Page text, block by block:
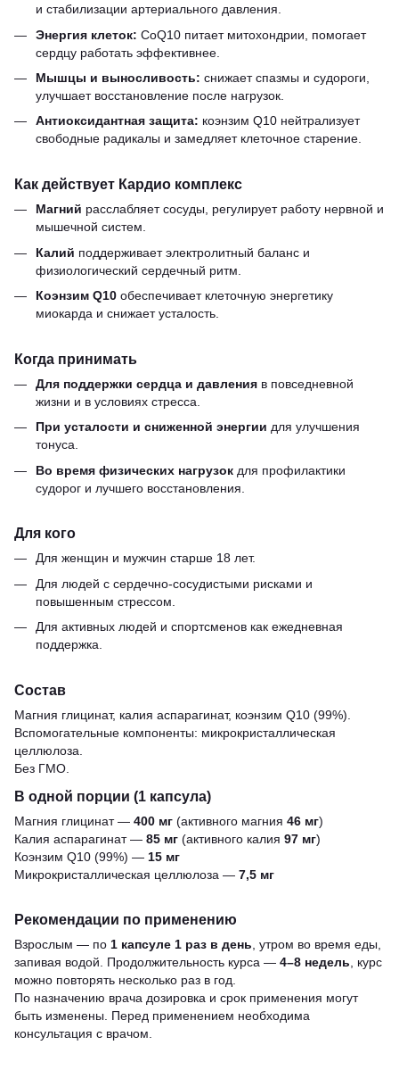
и стабилизации артериального давления.
Энергия клеток: CoQ10 питает митохондрии, помогает
сердцу работать эффективнее.
Мышцы и выносливость: снижает спазмы и судороги,
улучшает восстановление после нагрузок.
Антиоксидантная защита: коэнзим Q10 нейтрализует
свободные радикалы и замедляет клеточное старение.
Как действует Кардио комплекс
Магний расслабляет сосуды, регулирует работу нервной и
мышечной систем.
Калий поддерживает электролитный баланс и
физиологический сердечный ритм.
Коэнзим Q10 обеспечивает клеточную энергетику
миокарда и снижает усталость.
Когда принимать
Для поддержки сердца и давления в повседневной
жизни и в условиях стресса.
При усталости и сниженной энергии для улучшения
тонуса.
Во время физических нагрузок для профилактики
судорог и лучшего восстановления.
Для кого
Для женщин и мужчин старше 18 лет.
Для людей с сердечно-сосудистыми рисками и
повышенным стрессом.
Для активных людей и спортсменов как ежедневная
поддержка.
Состав
Магния глицинат, калия аспарагинат, коэнзим Q10 (99%).
Вспомогательные компоненты: микрокристаллическая
целлюлоза.
Без ГМО.
В одной порции (1 капсула)
Магния глицинат — 400 мг (активного магния 46 мг)
Калия аспарагинат — 85 мг (активного калия 97 мг)
Коэнзим Q10 (99%) — 15 мг
Микрокристаллическая целлюлоза — 7,5 мг
Рекомендации по применению
Взрослым — по 1 капсуле 1 раз в день, утром во время еды,
запивая водой. Продолжительность курса — 4–8 недель, курс
можно повторять несколько раз в год.
По назначению врача дозировка и срок применения могут
быть изменены. Перед применением необходима
консультация с врачом.